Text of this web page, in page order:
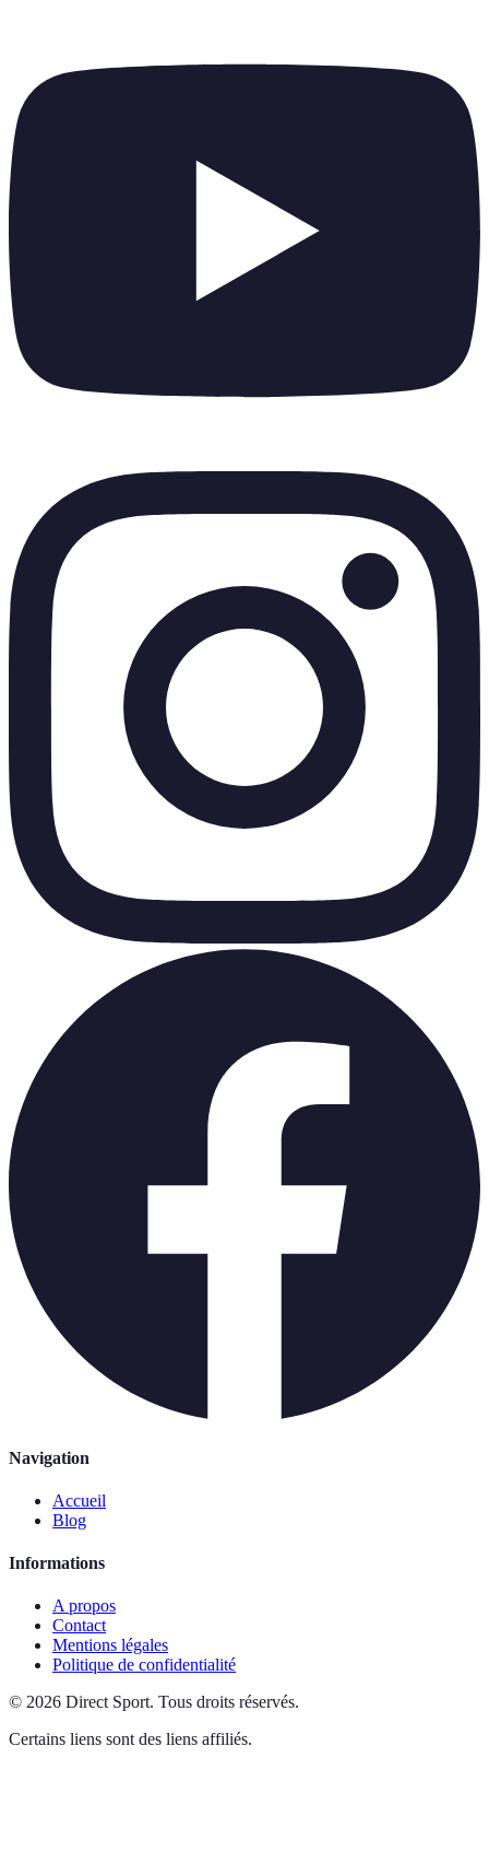
Navigation
Accueil
Blog
Informations
A propos
Contact
Mentions légales
Politique de confidentialité
© 2026 Direct Sport. Tous droits réservés.
Certains liens sont des liens affiliés.